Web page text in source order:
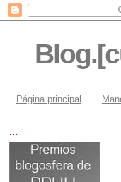
Página principal
...